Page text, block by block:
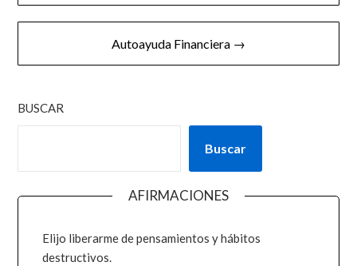
Autoayuda Financiera →
BUSCAR
Buscar
AFIRMACIONES
Elijo liberarme de pensamientos y hábitos
destructivos.